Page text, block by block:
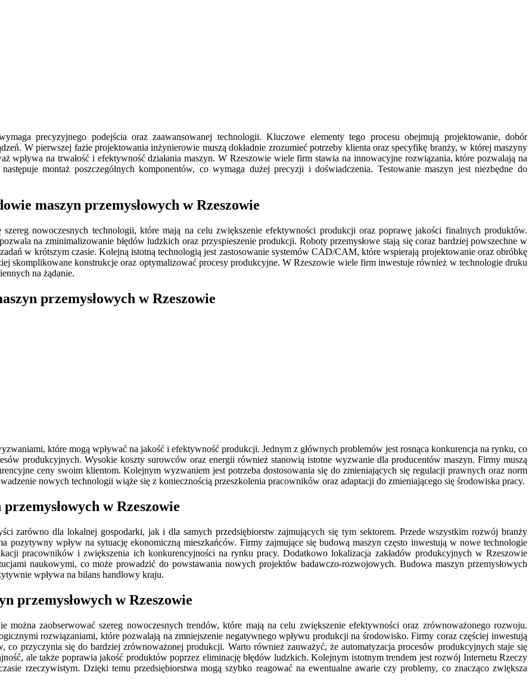
precyzyjnego podejścia oraz zaawansowanej technologii. Kluczowe elementy tego procesu obejmują projektowanie, dobór
W pierwszej fazie projektowania inżynierowie muszą dokładnie zrozumieć potrzeby klienta oraz specyfikę branży, w której maszyny
wpływa na trwałość i efektywność działania maszyn. W Rzeszowie wiele firm stawia na innowacyjne rozwiązania, które pozwalają na
montaż poszczególnych komponentów, co wymaga dużej precyzji i doświadczenia. Testowanie maszyn jest niezbędne do
maszyn przemysłowych w Rzeszowie
nowoczesnych technologii, które mają na celu zwiększenie efektywności produkcji oraz poprawę jakości finalnych produktów.
na zminimalizowanie błędów ludzkich oraz przyspieszenie produkcji. Roboty przemysłowe stają się coraz bardziej powszechne w
w krótszym czasie. Kolejną istotną technologią jest zastosowanie systemów CAD/CAM, które wspierają projektowanie oraz obróbkę
skomplikowane konstrukcje oraz optymalizować procesy produkcyjne. W Rzeszowie wiele firm inwestuje również w technologie druku
na żądanie.
przemysłowych w Rzeszowie
które mogą wpływać na jakość i efektywność produkcji. Jednym z głównych problemów jest rosnąca konkurencja na rynku, co
produkcyjnych. Wysokie koszty surowców oraz energii również stanowią istotne wyzwanie dla producentów maszyn. Firmy muszą
ceny swoim klientom. Kolejnym wyzwaniem jest potrzeba dostosowania się do zmieniających się regulacji prawnych oraz norm
nowych technologii wiąże się z koniecznością przeszkolenia pracowników oraz adaptacji do zmieniającego się środowiska pracy.
w Rzeszowie
zarówno dla lokalnej gospodarki, jak i dla samych przedsiębiorstw zajmujących się tym sektorem. Przede wszystkim rozwój branży
pozytywny wpływ na sytuację ekonomiczną mieszkańców. Firmy zajmujące się budową maszyn często inwestują w nowe technologie
pracowników i zwiększenia ich konkurencyjności na rynku pracy. Dodatkowo lokalizacja zakładów produkcyjnych w Rzeszowie
naukowymi, co może prowadzić do powstawania nowych projektów badawczo-rozwojowych. Budowa maszyn przemysłowych
wpływa na bilans handlowy kraju.
przemysłowych w Rzeszowie
można zaobserwować szereg nowoczesnych trendów, które mają na celu zwiększenie efektywności oraz zrównoważonego rozwoju.
rozwiązaniami, które pozwalają na zmniejszenie negatywnego wpływu produkcji na środowisko. Firmy coraz częściej inwestują
co przyczynia się do bardziej zrównoważonej produkcji. Warto również zauważyć, że automatyzacja procesów produkcyjnych staje się
ale także poprawia jakość produktów poprzez eliminację błędów ludzkich. Kolejnym istotnym trendem jest rozwój Internetu Rzeczy
rzeczywistym. Dzięki temu przedsiębiorstwa mogą szybko reagować na ewentualne awarie czy problemy, co znacząco zwiększa